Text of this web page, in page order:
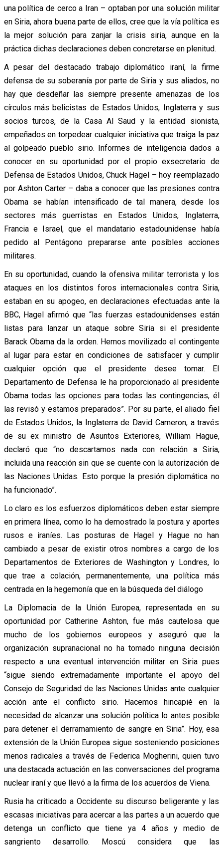
una política de cerco a Iran – optaban por una solución militar
en Siria, ahora buena parte de ellos, cree que la vía política es
la mejor solución para zanjar la crisis siria, aunque en la
práctica dichas declaraciones deben concretarse en plenitud.
A pesar del destacado trabajo diplomático iraní, la firme
defensa de su soberanía por parte de Siria y sus aliados, no
hay que desdeñar las siempre presente amenazas de los
círculos más belicistas de Estados Unidos, Inglaterra y sus
socios turcos, de la Casa Al Saud y la entidad sionista,
empeñados en torpedear cualquier iniciativa que traiga la paz
al golpeado pueblo sirio. Informes de inteligencia dados a
conocer en su oportunidad por el propio exsecretario de
Defensa de Estados Unidos, Chuck Hagel – hoy reemplazado
por Ashton Carter – daba a conocer que las presiones contra
Obama se habían intensificado de tal manera, desde los
sectores más guerristas en Estados Unidos, Inglaterra,
Francia e Israel, que el mandatario estadounidense había
pedido al Pentágono prepararse ante posibles acciones
militares.
En su oportunidad, cuando la ofensiva militar terrorista y los
ataques en los distintos foros internacionales contra Siria,
estaban en su apogeo, en declaraciones efectuadas ante la
BBC, Hagel afirmó que “las fuerzas estadounidenses están
listas para lanzar un ataque sobre Siria si el presidente
Barack Obama da la orden. Hemos movilizado el contingente
al lugar para estar en condiciones de satisfacer y cumplir
cualquier opción que el presidente desee tomar. El
Departamento de Defensa le ha proporcionado al presidente
Obama todas las opciones para todas las contingencias, él
las revisó y estamos preparados”. Por su parte, el aliado fiel
de Estados Unidos, la Inglaterra de David Cameron, a través
de su ex ministro de Asuntos Exteriores, William Hague,
declaró que “no descartamos nada con relación a Siria,
incluida una reacción sin que se cuente con la autorización de
las Naciones Unidas. Esto porque la presión diplomática no
ha funcionado”.
Lo claro es los esfuerzos diplomáticos deben estar siempre
en primera línea, como lo ha demostrado la postura y aportes
rusos e iraníes. Las posturas de Hagel y Hague no han
cambiado a pesar de existir otros nombres a cargo de los
Departamentos de Exteriores de Washington y Londres, lo
que trae a colación, permanentemente, una política más
centrada en la hegemonía que en la búsqueda del diálogo
La Diplomacia de la Unión Europea, representada en su
oportunidad por Catherine Ashton, fue más cautelosa que
mucho de los gobiernos europeos y aseguró que la
organización supranacional no ha tomado ninguna decisión
respecto a una eventual intervención militar en Siria pues
“sigue siendo extremadamente importante el apoyo del
Consejo de Seguridad de las Naciones Unidas ante cualquier
acción ante el conflicto sirio. Hacemos hincapié en la
necesidad de alcanzar una solución política lo antes posible
para detener el derramamiento de sangre en Siria”. Hoy, esa
extensión de la Unión Europea sigue sosteniendo posiciones
menos radicales a través de Federica Mogherini, quien tuvo
una destacada actuación en las conversaciones del programa
nuclear iraní y que llevó a la firma de los acuerdos de Viena.
Rusia ha criticado a Occidente su discurso beligerante y las
escasas iniciativas para acercar a las partes a un acuerdo que
detenga un conflicto que tiene ya 4 años y medio de
sangriento desarrollo. Moscú considera que las